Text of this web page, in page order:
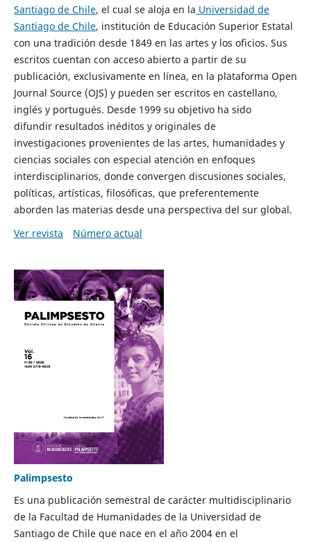
Santiago de Chile, el cual se aloja en la Universidad de
Santiago de Chile, institución de Educación Superior Estatal
con una tradición desde 1849 en las artes y los oficios. Sus
escritos cuentan con acceso abierto a partir de su
publicación, exclusivamente en línea, en la plataforma Open
Journal Source (OJS) y pueden ser escritos en castellano,
inglés y portugués. Desde 1999 su objetivo ha sido
difundir resultados inéditos y originales de
investigaciones provenientes de las artes, humanidades y
ciencias sociales con especial atención en enfoques
interdisciplinarios, donde convergen discusiones sociales,
políticas, artísticas, filosóficas, que preferentemente
aborden las materias desde una perspectiva del sur global.
Ver revista
Número actual
Palimpsesto
Es una publicación semestral de carácter multidisciplinario
de la Facultad de Humanidades de la Universidad de
Santiago de Chile que nace en el año 2004 en el